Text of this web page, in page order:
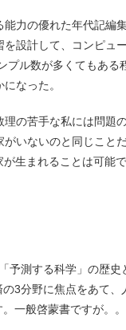
力の優れた年代記編
設計して、コンピュ
プル数が多くてもあ
なった。
の苦手な私には問題
いないのと同じこと
生まれることは可能
予測する科学」の歴
3分野に焦点をあて
一般啓蒙書ですが。